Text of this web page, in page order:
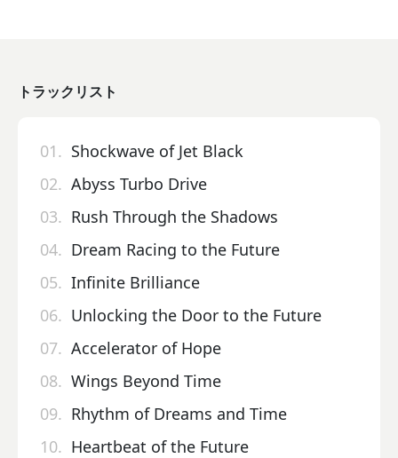
トラックリスト
01. Shockwave of Jet Black
02. Abyss Turbo Drive
03. Rush Through the Shadows
04. Dream Racing to the Future
05. Infinite Brilliance
06. Unlocking the Door to the Future
07. Accelerator of Hope
08. Wings Beyond Time
09. Rhythm of Dreams and Time
10. Heartbeat of the Future